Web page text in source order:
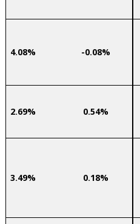
-0.08%
4.08%
0.54%
2.69%
0.18%
3.49%